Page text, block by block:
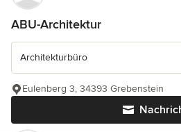
ABU-Architektur
Architekturbüro
Eulenberg 3, 34393 Grebenstein